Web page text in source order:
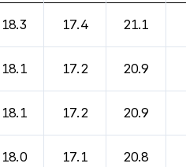
18.3 17.4 21.1
18.1 17.2 20.9
18.1 17.2 20.9
18.0 17.1 20.8